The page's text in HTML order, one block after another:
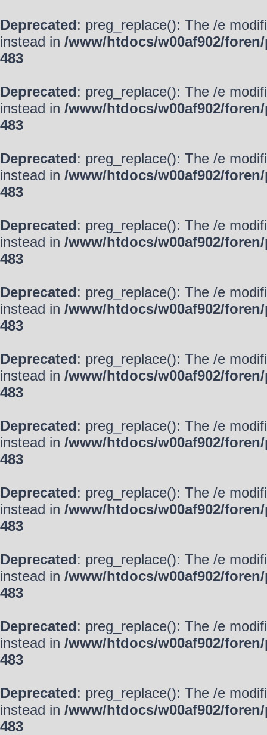
Deprecated: preg_replace(): The /e
instead in /www/htdocs/w00af902/
483
Deprecated: preg_replace(): The /e
instead in /www/htdocs/w00af902/
483
Deprecated: preg_replace(): The /e
instead in /www/htdocs/w00af902/
483
Deprecated: preg_replace(): The /e
instead in /www/htdocs/w00af902/
483
Deprecated: preg_replace(): The /e
instead in /www/htdocs/w00af902/
483
Deprecated: preg_replace(): The /e
instead in /www/htdocs/w00af902/
483
Deprecated: preg_replace(): The /e
instead in /www/htdocs/w00af902/
483
Deprecated: preg_replace(): The /e
instead in /www/htdocs/w00af902/
483
Deprecated: preg_replace(): The /e
instead in /www/htdocs/w00af902/
483
Deprecated: preg_replace(): The /e
instead in /www/htdocs/w00af902/
483
Deprecated: preg_replace(): The /e
instead in /www/htdocs/w00af902/
483